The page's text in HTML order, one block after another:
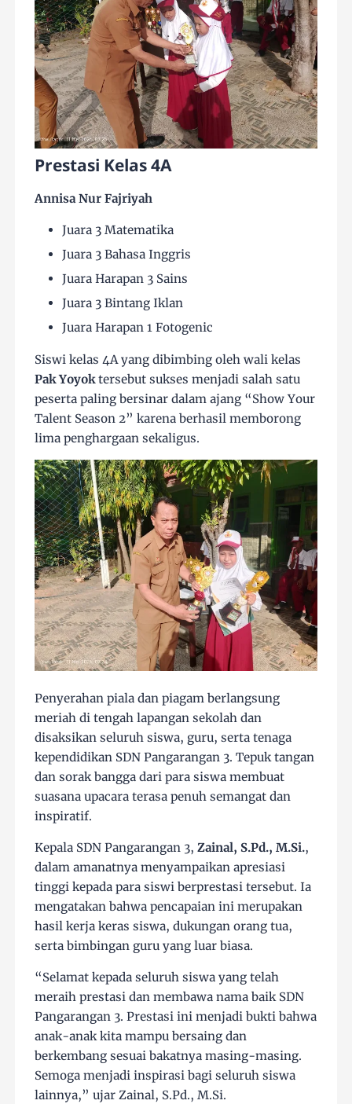
Prestasi Kelas 4A
Annisa Nur Fajriyah
Juara 3 Matematika
Juara 3 Bahasa Inggris
Juara Harapan 3 Sains
Juara 3 Bintang Iklan
Juara Harapan 1 Fotogenic
Siswi kelas 4A yang dibimbing oleh wali kelas
Pak Yoyoktersebut sukses menjadi salah satu
peserta paling bersinar dalam ajang “Show Your
Talent Season 2” karena berhasil memborong
lima penghargaan sekaligus.
Penyerahan piala dan piagam berlangsung
meriah di tengah lapangan sekolah dan
disaksikan seluruh siswa, guru, serta tenaga
kependidikan SDN Pangarangan 3. Tepuk tangan
dan sorak bangga dari para siswa membuat
suasana upacara terasa penuh semangat dan
inspiratif.
Kepala SDN Pangarangan 3,Zainal, S.Pd., M.Si.,
dalam amanatnya menyampaikan apresiasi
tinggi kepada para siswi berprestasi tersebut. Ia
mengatakan bahwa pencapaian ini merupakan
hasil kerja keras siswa, dukungan orang tua,
serta bimbingan guru yang luar biasa.
“Selamat kepada seluruh siswa yang telah
meraih prestasi dan membawa nama baik SDN
Pangarangan 3. Prestasi ini menjadi bukti bahwa
anak-anak kita mampu bersaing dan
berkembang sesuai bakatnya masing-masing.
Semoga menjadi inspirasi bagi seluruh siswa
lainnya,” ujar Zainal, S.Pd., M.Si.